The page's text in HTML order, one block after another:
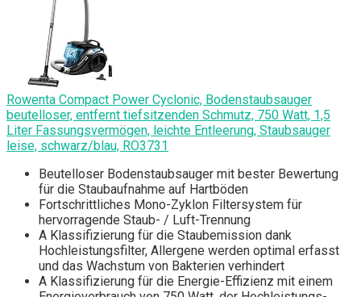
Rowenta Compact Power Cyclonic, Bodenstaubsauger
beutelloser, entfernt tiefsitzenden Schmutz, 750 Watt, 1,5
Liter Fassungsvermögen, leichte Entleerung, Staubsauger
leise, schwarz/blau, RO3731
Beutelloser Bodenstaubsauger mit bester Bewertung
für die Staubaufnahme auf Hartböden
Fortschrittliches Mono-Zyklon Filtersystem für
hervorragende Staub- / Luft-Trennung
A Klassifizierung für die Staubemission dank
Hochleistungsfilter, Allergene werden optimal erfasst
und das Wachstum von Bakterien verhindert
A Klassifizierung für die Energie-Effizienz mit einem